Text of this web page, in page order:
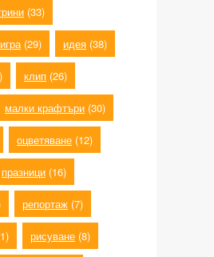
(33)
игра (29) идея (38)
клип (26)
малки крафтъри (30)
оцветяване (12)
празници (16)
репортаж (7)
рисуване (8)